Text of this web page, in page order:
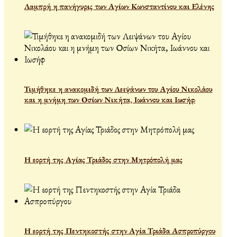
Λαμπρή η πανήγυρις των Αγίων Κωνσταντίνου και Ελένης
Τιμήθηκε η ανακομιδή των Λειψάνων του Αγίου Νικολάου
και η μνήμη των Οσίων Νικήτα, Ιωάννου και Ιωσήφ
Η εορτή της Αγίας Τριάδος στην Μητρόπολή μας
Η εορτή της Πεντηκοστής στην Αγία Τριάδα Ασπροπύργου